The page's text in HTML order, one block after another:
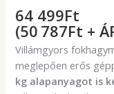
64 499Ft
(50 787Ft +
Villámgyors
meglepően erős
kg alapanyagot is